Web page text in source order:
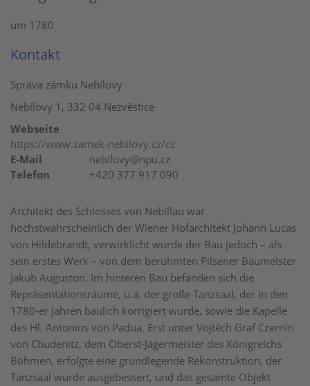
Architekt des Schlosses von Nebillau war
höchstwahrscheinlich der Wiener Hofarchitekt Johann Lucas
von Hildebrandt, verwirklicht wurde der Bau jedoch – als
sein erstes Werk – von dem berühmten Pilsener Baumeister
Jakub Auguston. Im hinteren Bau befanden sich die
Repräsentationsräume, u.a. der große Tanzsaal, der in den
1780-er Jahren baulich korrigiert wurde, sowie die Kapelle
des Hl. Antonius von Padua. Erst unter Vojtěch Graf Czernin
von Chudenitz, dem Oberst-Jägermeister des Königreichs
Böhmen, erfolgte eine grundlegende Rekonstruktion, der
Tanzsaal wurde ausgebessert, und das gesamte Objekt
um 1780
Kontakt
Správa zámku Nebílovy
Nebílovy 1, 332 04 Nezvěstice
Webseite
https://www.zamek-nebilovy.cz/cs
E-Mail
nebilovy@npu.cz
Telefon
+420 377 917 090